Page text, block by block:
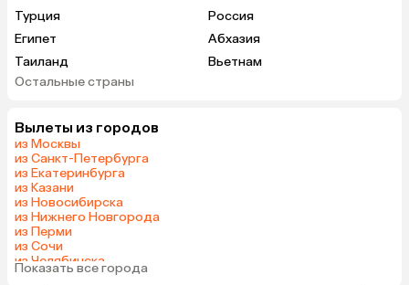
Турция
Россия
Египет
Абхазия
Таиланд
Вьетнам
ОАЭ
Саудовская Аравия
Остальные страны
Вылеты из городов
из Москвы
из Санкт-Петербурга
из Екатеринбурга
из Казани
из Новосибирска
из Нижнего Новгорода
из Перми
из Сочи
из Челябинска
из Омска
Показать все города